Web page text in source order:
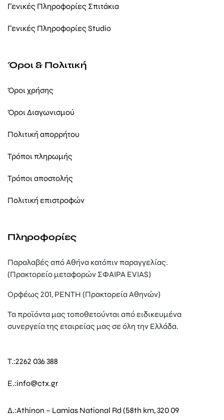
Γενικές Πληροφορίες Σπιτάκια
Γενικές Πληροφορίες Studio
Όροι & Πολιτική
Όροι χρήσης
Όροι Διαγωνισμού
Πολιτική απορρήτου
Τρόποι πληρωμής
Τρόποι αποστολής
Πολιτική επιστροφών
Πληροφορίες
Παραλαβές από Αθήνα κατόπιν παραγγελίας.
(Πρακτορείο μεταφορών ΣΦΑΙΡΑ EVIAS)
Ορφέως 201, ΡΕΝΤΗ (Πρακτορεία Αθηνών)
Τα προϊόντα μας τοποθετούνται από ειδικευμένα
συνεργεία της εταιρείας μας σε όλη την Ελλάδα.
T.:2262 036 388
E.:info@ctx.gr
Δ.:Athinon – Lamias National Rd (58th km, 320 09